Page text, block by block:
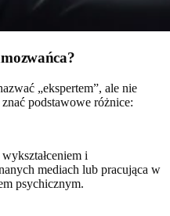
„ekspertem”, ale nie
podstawowe różnice:
i
mediach lub pracująca w
psychicznym.